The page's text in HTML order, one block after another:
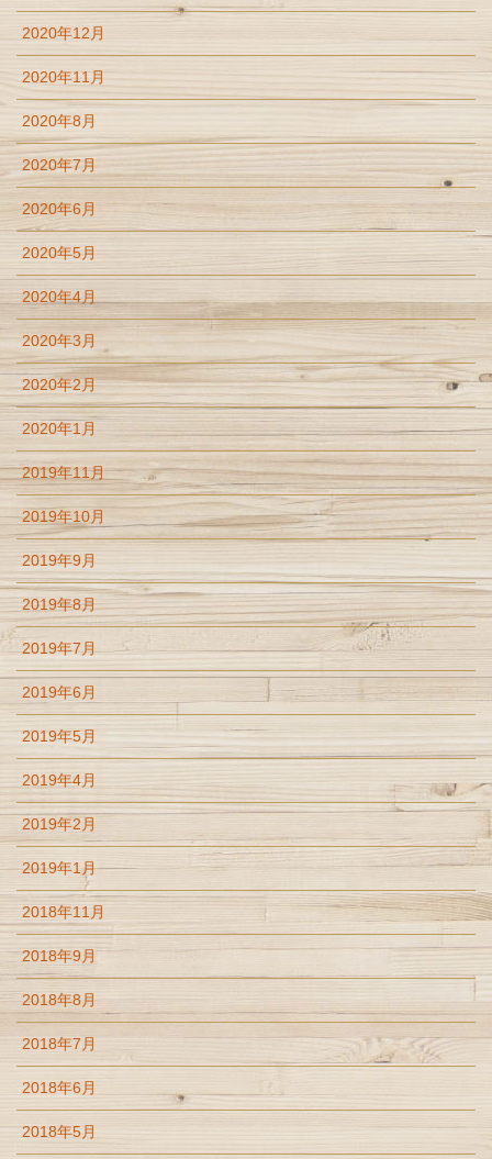
2020年12月
2020年11月
2020年8月
2020年7月
2020年6月
2020年5月
2020年4月
2020年3月
2020年2月
2020年1月
2019年11月
2019年10月
2019年9月
2019年8月
2019年7月
2019年6月
2019年5月
2019年4月
2019年2月
2019年1月
2018年11月
2018年9月
2018年8月
2018年7月
2018年6月
2018年5月